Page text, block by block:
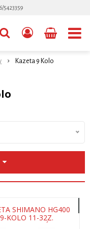
5423359
Kazeta 9 Kolo
SHIMANO HG400
9-KOLO 11-32Z.
STRIEBORNÁ